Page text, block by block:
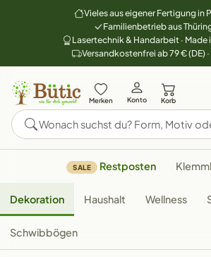
Vieles aus eigener Fertigung in
Familienbetrieb aus
Lasertechnik & Handarbeit · Made
Versandkostenfrei ab 79 € (DE) ·
Merken Konto Korb
SALE Restposten
Dekoration Haushalt Wellness
Schwibbögen